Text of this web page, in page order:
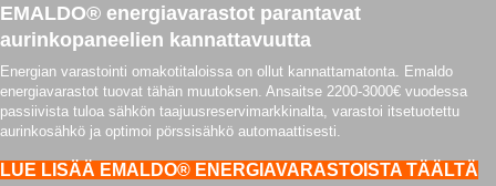
EMALDO® energiavarastot parantavat
aurinkopaneelien kannattavuutta
Energian varastointi omakotitaloissa on ollut kannattamatonta. Emaldo
energiavarastot tuovat tähän muutoksen. Ansaitse 2200-3000€ vuodessa
passiivista tuloa sähkön taajuusreservimarkkinalta, varastoi itsetuotettu
aurinkosähkö ja optimoi pörssisähkö automaattisesti.
LUE LISÄÄ EMALDO® ENERGIAVARASTOISTA TÄÄLTÄ